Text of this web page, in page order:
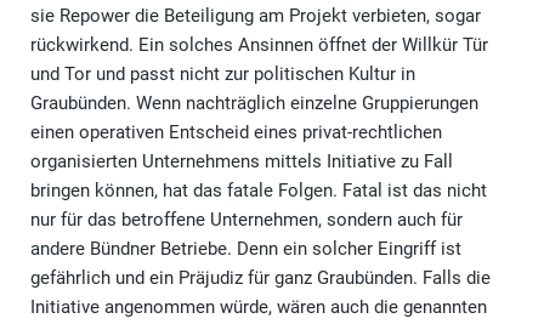
sie Repower die Beteiligung am Projekt verbieten, sogar
rückwirkend. Ein solches Ansinnen öffnet der Willkür Tür
und Tor und passt nicht zur politischen Kultur in
Graubünden. Wenn nachträglich einzelne Gruppierungen
einen operativen Entscheid eines privat-rechtlichen
organisierten Unternehmens mittels Initiative zu Fall
bringen können, hat das fatale Folgen. Fatal ist das nicht
nur für das betroffene Unternehmen, sondern auch für
andere Bündner Betriebe. Denn ein solcher Eingriff ist
gefährlich und ein Präjudiz für ganz Graubünden. Falls die
Initiative angenommen würde, wären auch die genannten